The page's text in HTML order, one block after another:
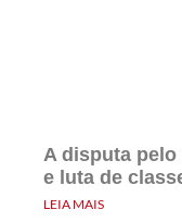
A disputa pelo
e luta de
LEIA MAIS